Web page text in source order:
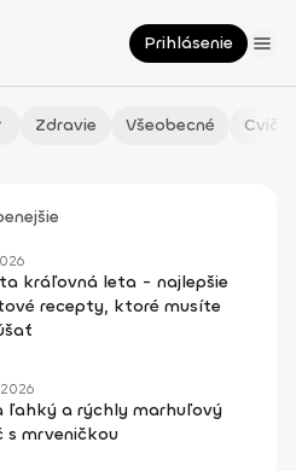
Prihlásenie
Zdravie Všeobecné
kráľovná leta - najlepšie
recepty, ktoré musíte
ľahký a rýchly marhuľový
s mrveničkou